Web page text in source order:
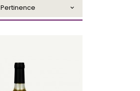
Pertinence 